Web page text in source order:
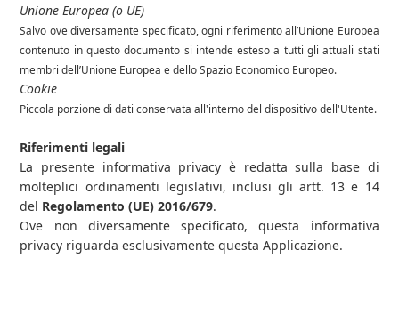
Unione Europea (o UE)
Salvo ove diversamente specificato, ogni riferimento all’Unione Europea
contenuto in questo documento si intende esteso a tutti gli attuali stati
membri dell’Unione Europea e dello Spazio Economico Europeo.
Cookie
Piccola porzione di dati conservata all'interno del dispositivo dell'Utente.
Riferimenti legali
La presente informativa privacy è redatta sulla base di
molteplici ordinamenti legislativi, inclusi gli artt. 13 e 14
del Regolamento (UE) 2016/679.
Ove non diversamente specificato, questa informativa
privacy riguarda esclusivamente questa Applicazione.